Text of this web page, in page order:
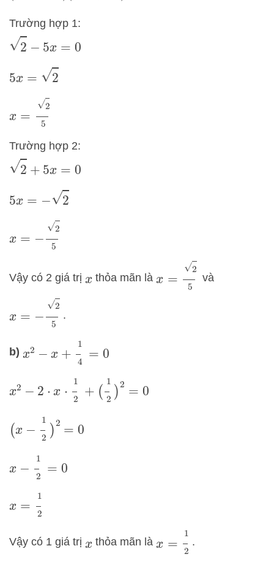
Trường hợp 1:
2−5x=0
5x =2
5
Trường hợp 2:
2+5x=0
5x =− 2
Vậy có 2 giá trị x thỏa mãn là
5
và
.
b) 2 1 =
2 2⋅x +( 2 2 =0
(x 2) 2=
2=
x 2
Vậy có 1 giá trị x thỏa mãn là 2 .